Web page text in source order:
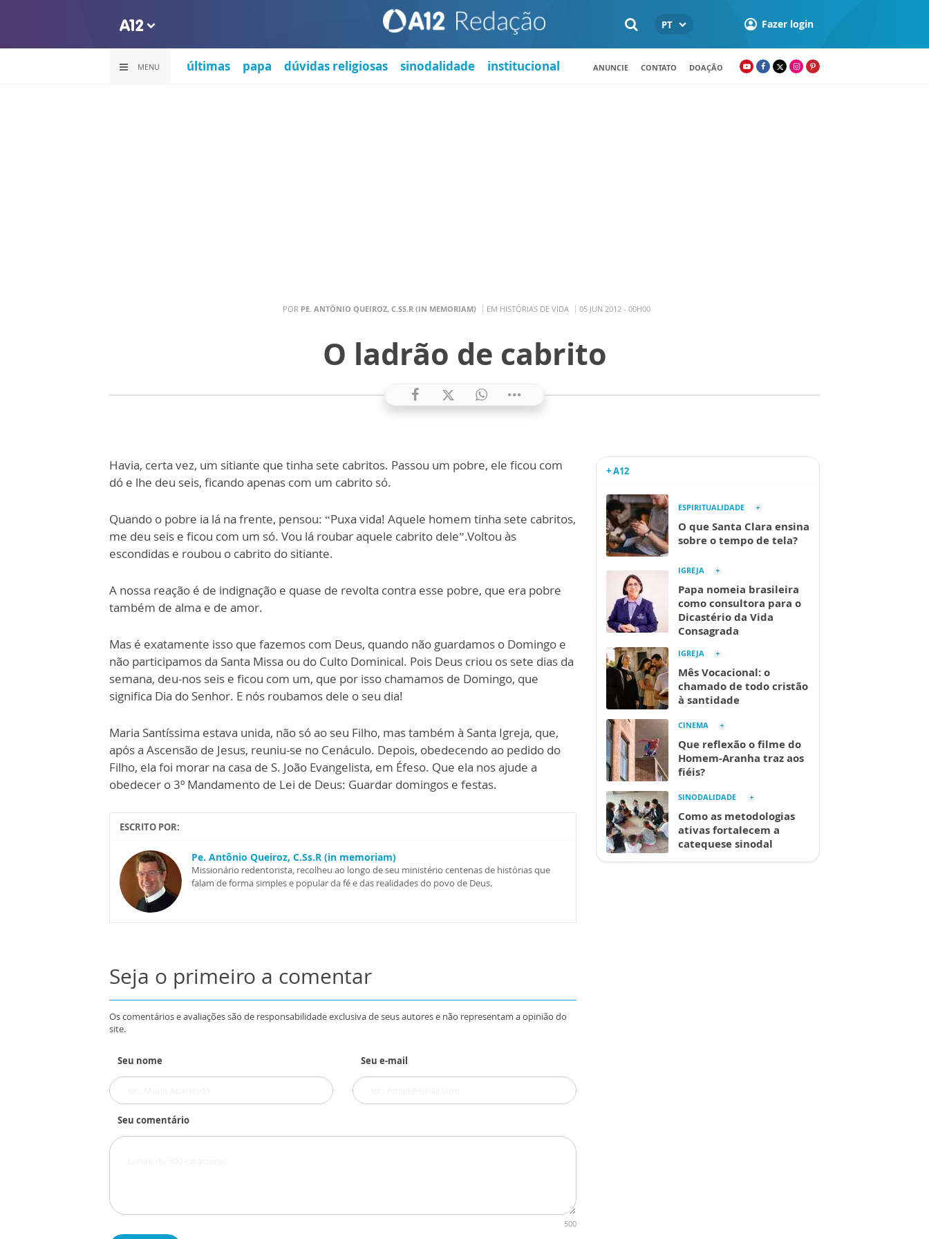
PT Fazer login
MENU últimas papa dúvidas religiosas sinodalidade institucional ANUNCIE CONTATO DOAÇÃO
POR PE. ANTÔNIO QUEIROZ, C.SS.R (IN MEMORIAM) EM HISTÓRIAS DE VIDA 05 JUN 2012 - 00H00
O ladrão de cabrito
Havia, certa vez, um sitiante que tinha sete cabritos. Passou um pobre, ele ficou com
dó e lhe deu seis, ficando apenas com um cabrito só.
Quando o pobre ia lá na frente, pensou: “Puxa vida! Aquele homem tinha sete cabritos,
me deu seis e ficou com um só. Vou lá roubar aquele cabrito dele”.Voltou às
escondidas e roubou o cabrito do sitiante.
A nossa reação é de indignação e quase de revolta contra esse pobre, que era pobre
também de alma e de amor.
Mas é exatamente isso que fazemos com Deus, quando não guardamos o Domingo e
não participamos da Santa Missa ou do Culto Dominical. Pois Deus criou os sete dias da
semana, deu-nos seis e ficou com um, que por isso chamamos de Domingo, que
significa Dia do Senhor. E nós roubamos dele o seu dia!
Maria Santíssima estava unida, não só ao seu Filho, mas também à Santa Igreja, que,
após a Ascensão de Jesus, reuniu-se no Cenáculo. Depois, obedecendo ao pedido do
Filho, ela foi morar na casa de S. João Evangelista, em Éfeso. Que ela nos ajude a
obedecer o 3º Mandamento de Lei de Deus: Guardar domingos e festas.
ESCRITO POR:
Pe. Antônio Queiroz, C.Ss.R (in memoriam)
Missionário redentorista, recolheu ao longo de seu ministério centenas de histórias que
falam de forma simples e popular da fé e das realidades do povo de Deus.
Seja o primeiro a comentar
Os comentários e avaliações são de responsabilidade exclusiva de seus autores e não representam a opinião do
site.
Seu nome Seu e-mail
Seu comentário
500
+ A12
ESPIRITUALIDADE
O que Santa Clara ensina
sobre o tempo de tela?
IGREJA
Papa nomeia brasileira
como consultora para o
Dicastério da Vida
Consagrada
IGREJA
Mês Vocacional: o
chamado de todo cristão
à santidade
CINEMA
Que reflexão o filme do
Homem-Aranha traz aos
fiéis?
SINODALIDADE
Como as metodologias
ativas fortalecem a
catequese sinodal